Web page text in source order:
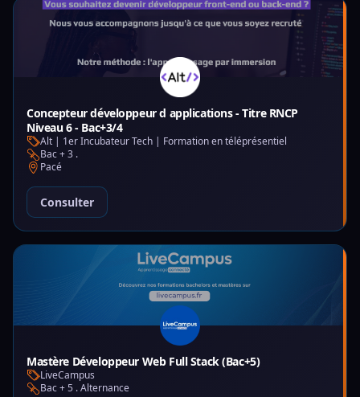
Concepteur développeur d applications - Titre RNCP
Niveau 6 - Bac+3/4
Alt | 1er Incubateur Tech | Formation en téléprésentiel
Bac + 3 .
Pacé
Consulter
Mastère Développeur Web Full Stack (Bac+5)
LiveCampus
Bac + 5 . Alternance